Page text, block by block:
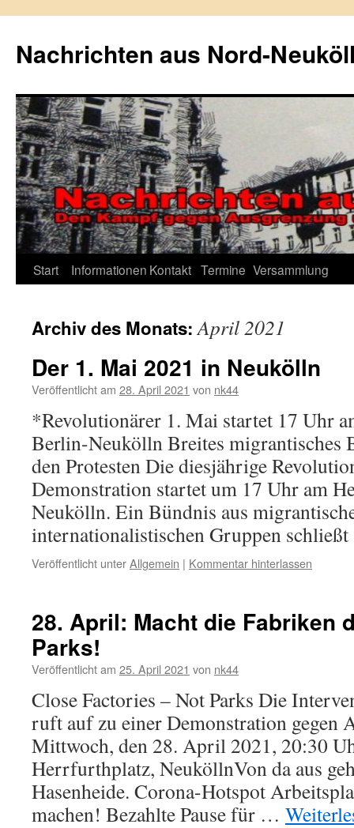
springen
Nachrichten aus Nord-
Start Informationen Kontakt Termine Versammlung
Archiv des Monats:April 2021
Der 1. Mai 2021 in Neukölln
Veröffentlicht am 28. April 2021 von nk44
*Revolutionärer 1. Mai startet 17 Uhr
Berlin-Neukölln Breites migrantisches
den Protesten Die diesjährige
Demonstration startet um 17 Uhr am
Neukölln. Ein Bündnis aus
internationalistischen Gruppen
Veröffentlicht unterAllgemein | Kommentar hinterlassen
28. April: Macht die Fabriken
Parks!
Veröffentlicht am 25. April 2021 von nk44
Close Factories – Not Parks Die
ruft auf zu einer Demonstration gegen
Mittwoch, den 28. April 2021, 20:30
Herrfurthplatz, NeuköllnVon da aus
Hasenheide. Corona-Hotspot
machen! Bezahlte Pause für …